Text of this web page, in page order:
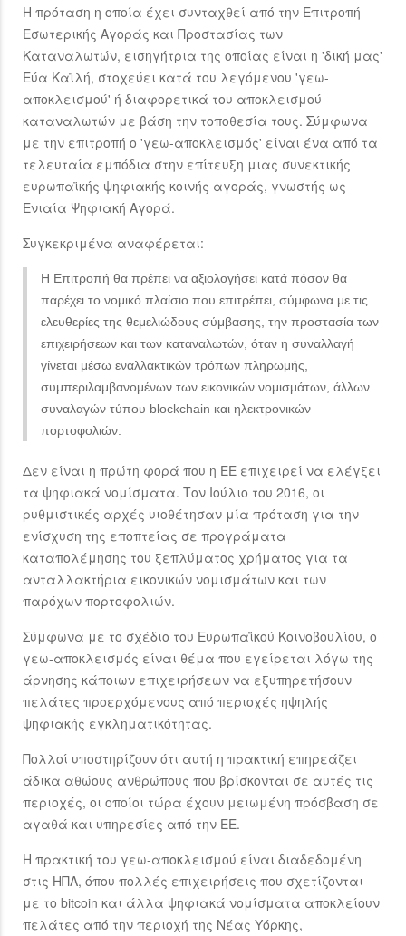
Η πρόταση η οποία έχει συνταχθεί από την Επιτροπή
Εσωτερικής Αγοράς και Προστασίας των
Καταναλωτών, εισηγήτρια της οποίας είναι η 'δική μας'
Εύα Καϊλή, στοχεύει κατά του λεγόμενου 'γεω-
αποκλεισμού' ή διαφορετικά του αποκλεισμού
καταναλωτών με βάση την τοποθεσία τους. Σύμφωνα
με την επιτροπή ο 'γεω-αποκλεισμός' είναι ένα από τα
τελευταία εμπόδια στην επίτευξη μιας συνεκτικής
ευρωπαϊκής ψηφιακής κοινής αγοράς, γνωστής ως
Ενιαία Ψηφιακή Αγορά.
Συγκεκριμένα αναφέρεται:
Η Επιτροπή θα πρέπει να αξιολογήσει κατά πόσον θα
παρέχει το νομικό πλαίσιο που επιτρέπει, σύμφωνα με τις
ελευθερίες της θεμελιώδους σύμβασης, την προστασία των
επιχειρήσεων και των καταναλωτών, όταν η συναλλαγή
γίνεται μέσω εναλλακτικών τρόπων πληρωμής,
συμπεριλαμβανομένων των εικονικών νομισμάτων, άλλων
συναλαγών τύπου blockchain και ηλεκτρονικών
πορτοφολιών.
Δεν είναι η πρώτη φορά που η ΕΕ επιχειρεί να ελέγξει
τα ψηφιακά νομίσματα. Τον Ιούλιο του 2016, οι
ρυθμιστικές αρχές υιοθέτησαν μία πρόταση για την
ενίσχυση της εποπτείας σε προγράματα
καταπολέμησης του ξεπλύματος χρήματος για τα
ανταλλακτήρια εικονικών νομισμάτων και των
παρόχων πορτοφολιών.
Σύμφωνα με το σχέδιο του Ευρωπαϊκού Κοινοβουλίου, ο
γεω-αποκλεισμός είναι θέμα που εγείρεται λόγω της
άρνησης κάποιων επιχειρήσεων να εξυπηρετήσουν
πελάτες προερχόμενους από περιοχές ηψηλής
ψηφιακής εγκληματικότητας.
Πολλοί υποστηρίζουν ότι αυτή η πρακτική επηρεάζει
άδικα αθώους ανθρώπους που βρίσκονται σε αυτές τις
περιοχές, οι οποίοι τώρα έχουν μειωμένη πρόσβαση σε
αγαθά και υπηρεσίες από την ΕΕ.
Η πρακτική του γεω-αποκλεισμού είναι διαδεδομένη
στις ΗΠΑ, όπου πολλές επιχειρήσεις που σχετίζονται
με το bitcoin και άλλα ψηφιακά νομίσματα αποκλείουν
πελάτες από την περιοχή της Νέας Υόρκης,